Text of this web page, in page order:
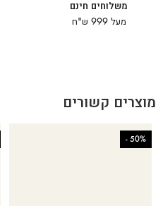
משלוחים חינם
מעל 999 ש"ח
מוצרים קשורים
50%
-